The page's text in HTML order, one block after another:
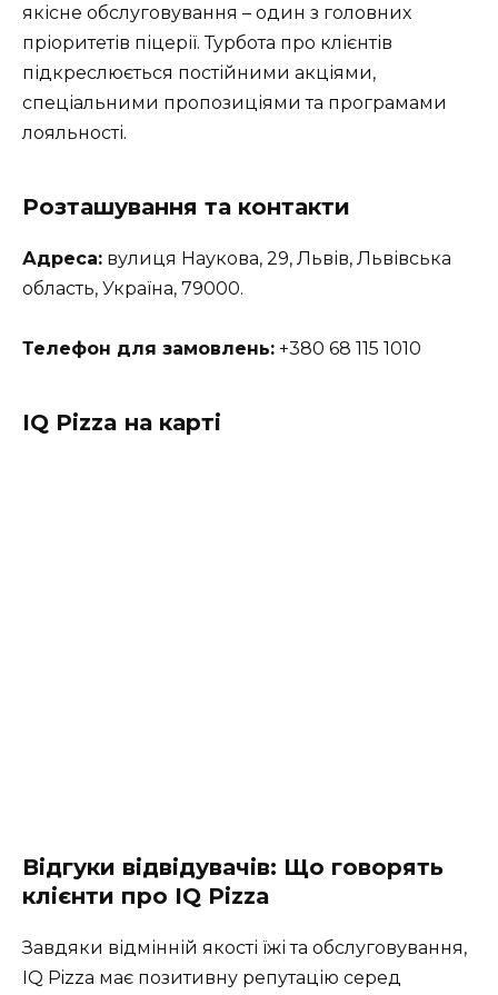
якісне обслуговування – один з головних
пріоритетів піцерії. Турбота про клієнтів
підкреслюється постійними акціями,
спеціальними пропозиціями та програмами
лояльності.
Розташування та контакти
Адреса: вулиця Наукова, 29, Львів, Львівська
область, Україна, 79000.
Телефон для замовлень: +380 68 115 1010
IQ Pizza на карті
Відгуки відвідувачів: Що говорять
клієнти про IQ Pizza
Завдяки відмінній якості їжі та обслуговування,
IQ Pizza має позитивну репутацію серед